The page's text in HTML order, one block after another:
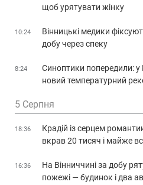
щоб урятувати жінку
10:24
Вінницькі медики
добу через спеку
8:24
Синоптики попередили: у
новий температурний
5 Серпня
18:36
Крадій із серцем
вкрав 20 тисяч і майже
16:36
На Вінниччині за добу
пожежі — будинок і два